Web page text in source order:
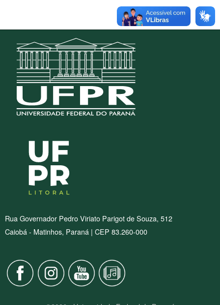
Rua Governador Pedro Viriato Parigot de Souza, 512
Caiobá - Matinhos, Paraná | CEP 83.260-000